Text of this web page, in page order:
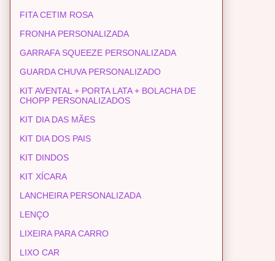
FITA CETIM ROSA
FRONHA PERSONALIZADA
GARRAFA SQUEEZE PERSONALIZADA
GUARDA CHUVA PERSONALIZADO
KIT AVENTAL + PORTA LATA + BOLACHA DE
CHOPP PERSONALIZADOS
KIT DIA DAS MÃES
KIT DIA DOS PAIS
KIT DINDOS
KIT XÍCARA
LANCHEIRA PERSONALIZADA
LENÇO
LIXEIRA PARA CARRO
LIXO CAR